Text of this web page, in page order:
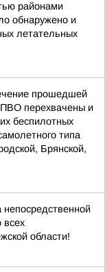
районами
обнаружено и
летательных
прошедшей
перехвачены и
беспилотных
типа
Брянской,
всех
области!